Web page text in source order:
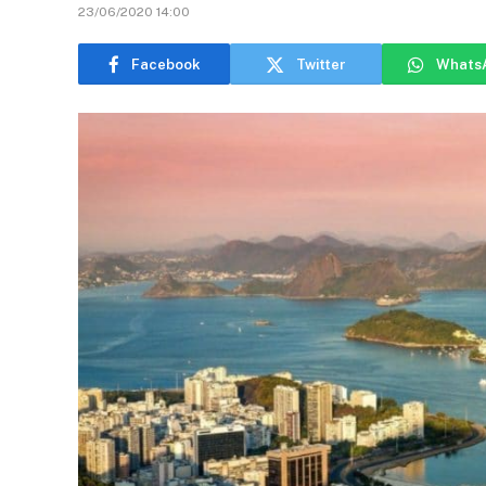
23/06/2020 14:00
Facebook Twitter